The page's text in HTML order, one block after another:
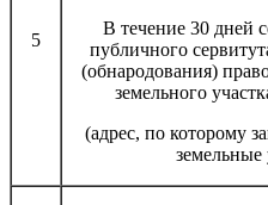
5
В течение 30 дней
публичного
(обнародования)
земельного
(адрес, по которому
земельные